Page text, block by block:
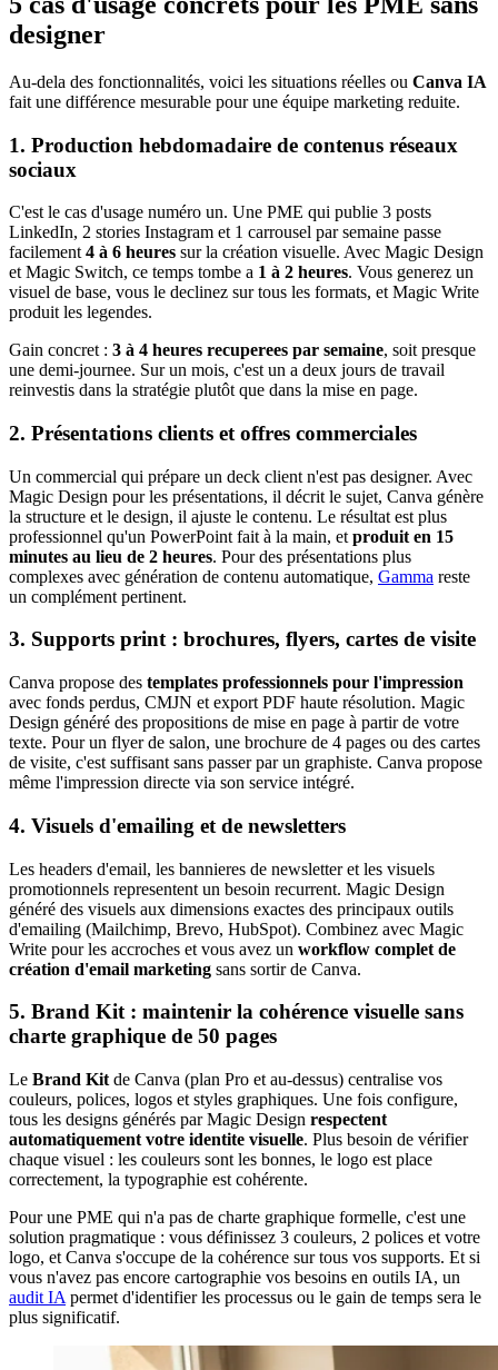
designer
Au-dela des fonctionnalités, voici les situations réelles ou Canva IA
fait une différence mesurable pour une équipe marketing reduite.
1. Production hebdomadaire de contenus réseaux
sociaux
C'est le cas d'usage numéro un. Une PME qui publie 3 posts
LinkedIn, 2 stories Instagram et 1 carrousel par semaine passe
facilement 4 à 6 heures sur la création visuelle. Avec Magic Design
et Magic Switch, ce temps tombe a 1 à 2 heures. Vous generez un
visuel de base, vous le declinez sur tous les formats, et Magic Write
produit les legendes.
Gain concret : 3 à 4 heures recuperees par semaine, soit presque
une demi-journee. Sur un mois, c'est un a deux jours de travail
reinvestis dans la stratégie plutôt que dans la mise en page.
2. Présentations clients et offres commerciales
Un commercial qui prépare un deck client n'est pas designer. Avec
Magic Design pour les présentations, il décrit le sujet, Canva génère
la structure et le design, il ajuste le contenu. Le résultat est plus
professionnel qu'un PowerPoint fait à la main, et produit en 15
minutes au lieu de 2 heures. Pour des présentations plus
complexes avec génération de contenu automatique, Gamma reste
un complément pertinent.
3. Supports print : brochures, flyers, cartes de visite
Canva propose des templates professionnels pour l'impression
avec fonds perdus, CMJN et export PDF haute résolution. Magic
Design généré des propositions de mise en page à partir de votre
texte. Pour un flyer de salon, une brochure de 4 pages ou des cartes
de visite, c'est suffisant sans passer par un graphiste. Canva propose
même l'impression directe via son service intégré.
4. Visuels d'emailing et de newsletters
Les headers d'email, les bannieres de newsletter et les visuels
promotionnels representent un besoin recurrent. Magic Design
généré des visuels aux dimensions exactes des principaux outils
d'emailing (Mailchimp, Brevo, HubSpot). Combinez avec Magic
Write pour les accroches et vous avez un workflow complet de
création d'email marketing sans sortir de Canva.
5. Brand Kit : maintenir la cohérence visuelle sans
charte graphique de 50 pages
Le Brand Kit de Canva (plan Pro et au-dessus) centralise vos
couleurs, polices, logos et styles graphiques. Une fois configure,
tous les designs générés par Magic Design respectent
automatiquement votre identite visuelle. Plus besoin de vérifier
chaque visuel : les couleurs sont les bonnes, le logo est place
correctement, la typographie est cohérente.
Pour une PME qui n'a pas de charte graphique formelle, c'est une
solution pragmatique : vous définissez 3 couleurs, 2 polices et votre
logo, et Canva s'occupe de la cohérence sur tous vos supports. Et si
vous n'avez pas encore cartographie vos besoins en outils IA, un
audit IA permet d'identifier les processus ou le gain de temps sera le
plus significatif.